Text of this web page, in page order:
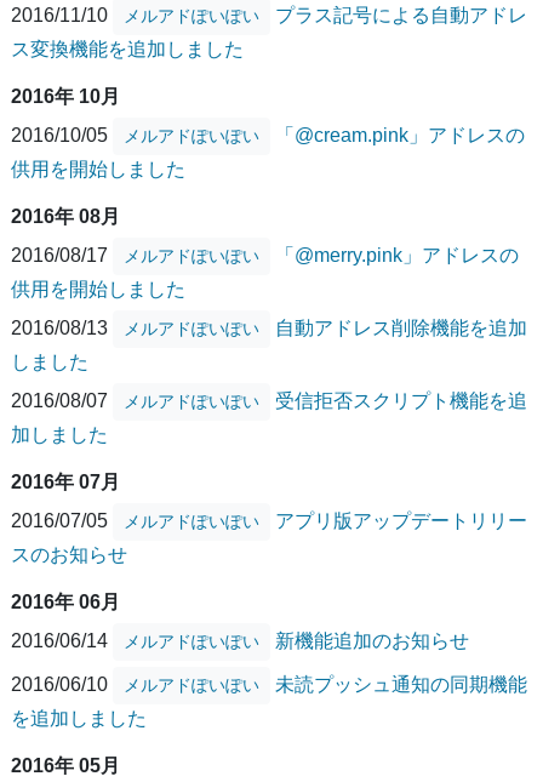
2016/11/10
メルアドぽいぽい
プラス記号による自動アドレ
ス変換機能を追加しました
2016年 10月
2016/10/05
メルアドぽいぽい
「@cream.pink」アドレスの
供用を開始しました
2016年 08月
2016/08/17
メルアドぽいぽい
「@merry.pink」アドレスの
供用を開始しました
2016/08/13
メルアドぽいぽい
自動アドレス削除機能を追加
しました
2016/08/07
メルアドぽいぽい
受信拒否スクリプト機能を追
加しました
2016年 07月
2016/07/05
メルアドぽいぽい
アプリ版アップデートリリー
スのお知らせ
2016年 06月
2016/06/14
メルアドぽいぽい 新機能追加のお知らせ
2016/06/10 メルアドぽいぽい
未読プッシュ通知の同期機能
を追加しました
2016年 05月